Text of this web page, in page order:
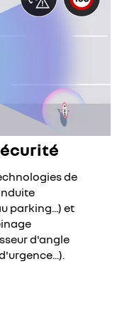
de
parking...) et
d'angle